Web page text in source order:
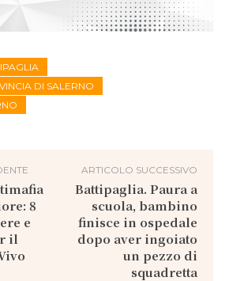
DI SALERNO
8
e
il
ARTICOLO SUCCESSIVO
Battipaglia. Paura a
scuola, bambino
finisce in ospedale
dopo aver ingoiato
un pezzo di
squadretta